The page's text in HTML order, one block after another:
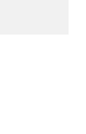
囲に限